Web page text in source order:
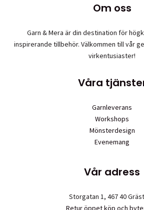
Om oss
Garn & Mera är din destination för
inspirerande tillbehör. Välkommen till vår
virkentusiaster!
Våra
Garnleverans
Workshops
Mönsterdesign
Evenemang
Vår adress
Storgatan 1, 467 40
Retur öppet köp och